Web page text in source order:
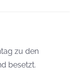
zu den
besetzt.